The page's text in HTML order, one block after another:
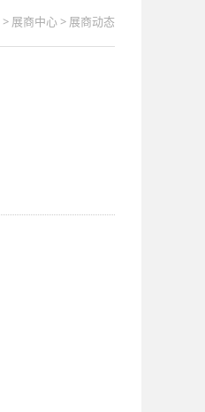
> 展商中心> 展商动态